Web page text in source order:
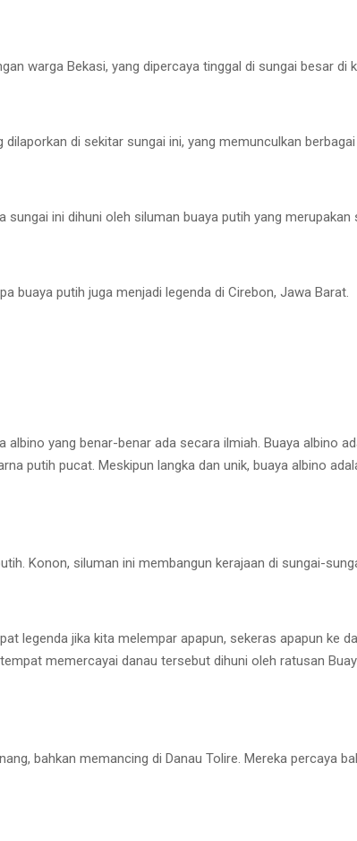
warga Bekasi, yang dipercaya tinggal di sungai besar di
di sekitar sungai ini, yang memunculkan
ini dihuni oleh siluman buaya putih yang merupakan
buaya putih juga menjadi legenda di Cirebon, Jawa Barat.
yang benar-benar ada secara ilmiah. Buaya albino
putih pucat. Meskipun langka dan unik, buaya albino
Konon, siluman ini membangun kerajaan di sungai-
legenda jika kita melempar apapun, sekeras apapun ke
memercayai danau tersebut dihuni oleh ratusan
bahkan memancing di Danau Tolire. Mereka percaya